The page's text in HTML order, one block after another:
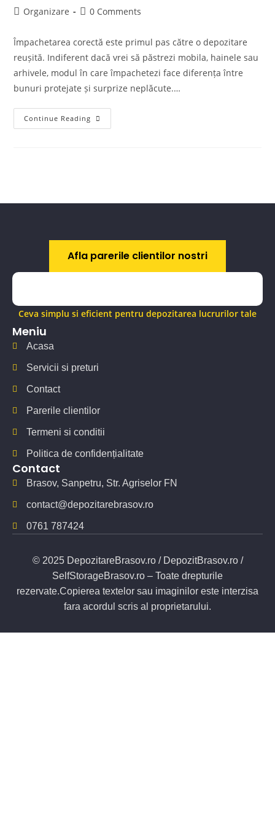
Organizare 0 Comments
Împachetarea corectă este primul pas către o depozitare
reușită. Indiferent dacă vrei să păstrezi mobila, hainele sau
arhivele, modul în care împachetezi face diferența între
bunuri protejate și surprize neplăcute.…
Continue Reading
Afla parerile clientilor nostri
Ceva simplu si eficient pentru depozitarea lucrurilor tale
Meniu
Acasa
Servicii si preturi
Contact
Parerile clientilor
Termeni si conditii
Politica de confidențialitate
Contact
Brasov, Sanpetru, Str. Agriselor FN
contact@depozitarebrasov.ro
0761 787424
© 2025 DepozitareBrasov.ro / DepozitBrasov.ro /
SelfStorageBrasov.ro – Toate drepturile
rezervate.Copierea textelor sau imaginilor este interzisa
fara acordul scris al proprietarului.